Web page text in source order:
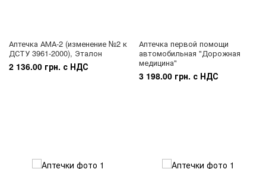
Аптечка АМА-2 (изменение №2 к
ДСТУ 3961-2000), Эталон
2 136.00 грн. с НДС
Аптечка первой помощи
автомобильная "Дорожная
медицина"
3 198.00 грн. с НДС